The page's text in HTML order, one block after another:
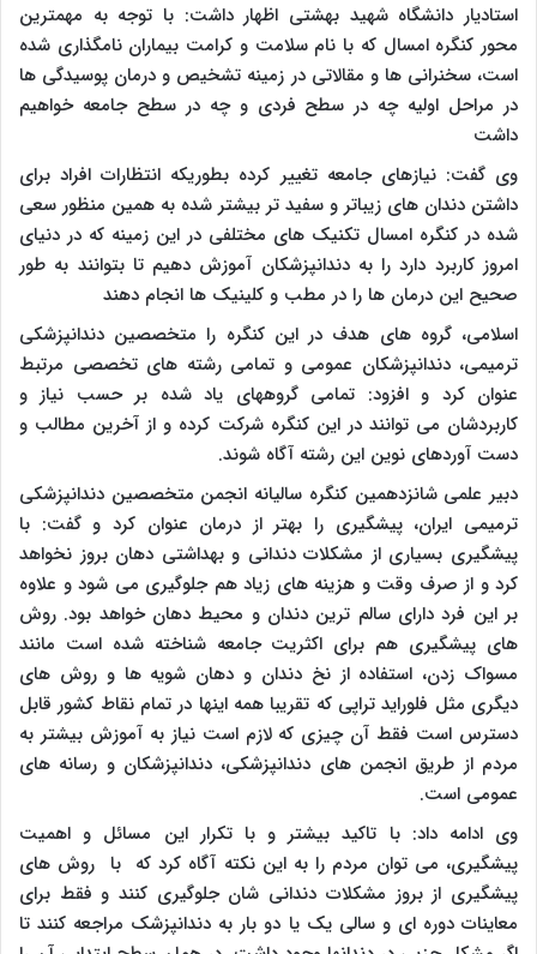
استادیار دانشگاه شهید بهشتی اظهار داشت: با توجه به مهمترین
محور کنگره امسال که با نام سلامت و کرامت بیماران نامگذاری شده
است، سخنرانی ها و مقالاتی در زمینه تشخیص و درمان پوسیدگی ها
در مراحل اولیه چه در سطح فردی و چه در سطح جامعه خواهیم
داشت
وی گفت: نیازهای جامعه تغییر کرده بطوریکه انتظارات افراد برای
داشتن دندان های زیباتر و سفید تر بیشتر شده به همین منظور سعی
شده در کنگره امسال تکنیک های مختلفی در این زمینه که در دنیای
امروز کاربرد دارد را به دندانپزشکان آموزش دهیم تا بتوانند به طور
صحیح این درمان ها را در مطب و کلینیک ها انجام دهند
اسلامی، گروه های هدف در این کنگره را متخصصین دندانپزشکی
ترمیمی، دندانپزشکان عمومی و تمامی رشته های تخصصی مرتبط
عنوان کرد و افزود: تمامی گروههای یاد شده بر حسب نیاز و
کاربردشان می توانند در این کنگره شرکت کرده و از آخرین مطالب و
دست آوردهای نوین این رشته آگاه شوند.
دبیر علمی شانزدهمین کنگره سالیانه انجمن متخصصین دندانپزشکی
ترمیمی ایران، پیشگیری را بهتر از درمان عنوان کرد و گفت: با
پیشگیری بسیاری از مشکلات دندانی و بهداشتی دهان بروز نخواهد
کرد و از صرف وقت و هزینه های زیاد هم جلوگیری می شود و علاوه
بر این فرد دارای سالم ترین دندان و محیط دهان خواهد بود. روش
های پیشگیری هم برای اکثریت جامعه شناخته شده است مانند
مسواک زدن، استفاده از نخ دندان و دهان شویه ها و روش های
دیگری مثل فلوراید تراپی که تقریبا همه اینها در تمام نقاط کشور قابل
دسترس است فقط آن چیزی که لازم است نیاز به آموزش بیشتر به
مردم از طریق انجمن های دندانپزشکی، دندانپزشکان و رسانه های
عمومی است.
وی ادامه داد: با تاکید بیشتر و با تکرار این مسائل و اهمیت
پیشگیری، می توان مردم را به این نکته آگاه کرد که با روش های
پیشگیری از بروز مشکلات دندانی شان جلوگیری کنند و فقط برای
معاینات دوره ای و سالی یک یا دو بار به دندانپزشک مراجعه کنند تا